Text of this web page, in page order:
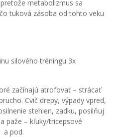
metabolizmus sa
tuková zásoba od tohto veku
silového tréningu 3x
začínajú atrofovať – strácať
Cvič drepy, výpady vpred,
stehien, zadku, posilňuj
paže – kľuky/tricepsové
a pod.